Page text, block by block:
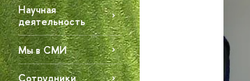
Научная
деятельность
Мы в СМИ
Сотрудники